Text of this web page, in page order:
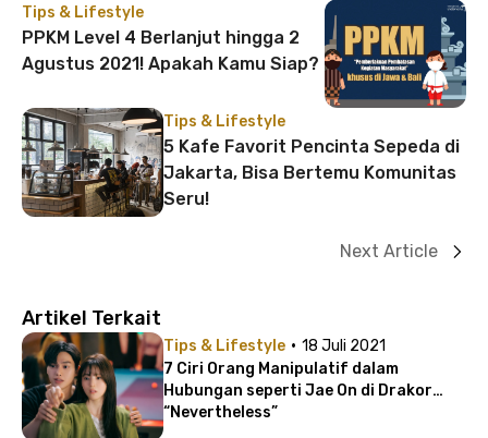
Tips & Lifestyle
PPKM Level 4 Berlanjut hingga 2
Agustus 2021! Apakah Kamu Siap?
Tips & Lifestyle
5 Kafe Favorit Pencinta Sepeda di
Jakarta, Bisa Bertemu Komunitas
Seru!
Next Article
Artikel Terkait
Tips & Lifestyle · 18 Juli 2021
7 Ciri Orang Manipulatif dalam
Hubungan seperti Jae On di Drakor
“Nevertheless”